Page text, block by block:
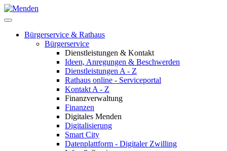
Bürgerservice & Rathaus
Bürgerservice
Dienstleistungen & Kontakt
Ideen, Anregungen & Beschwerden
Dienstleistungen A - Z
Rathaus online - Serviceportal
Kontakt A - Z
Finanzverwaltung
Finanzen
Digitales Menden
Digitalisierung
Smart City
Datenplattform - Digitaler Zwilling